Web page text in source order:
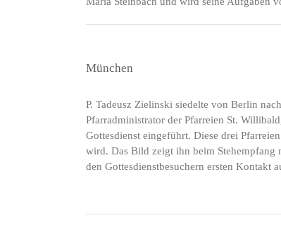
München
P. Tadeusz Zielinski siedelte von Berlin
Pfarradministrator der Pfarreien St.
Gottesdienst eingeführt. Diese drei
wird. Das Bild zeigt ihn beim Stehempfang
den Gottesdienstbesuchern ersten Kontakt